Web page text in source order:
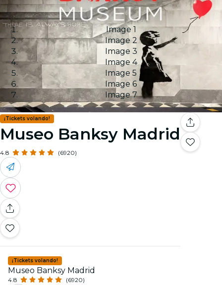
Image 1
Image 2
Image 3
Image 4
Image 5
Image 6
Image 7
¡Tickets volando!
Museo Banksy Madrid
4.8 (6920)
¡Tickets volando!
Museo Banksy Madrid
4.8 (6920)